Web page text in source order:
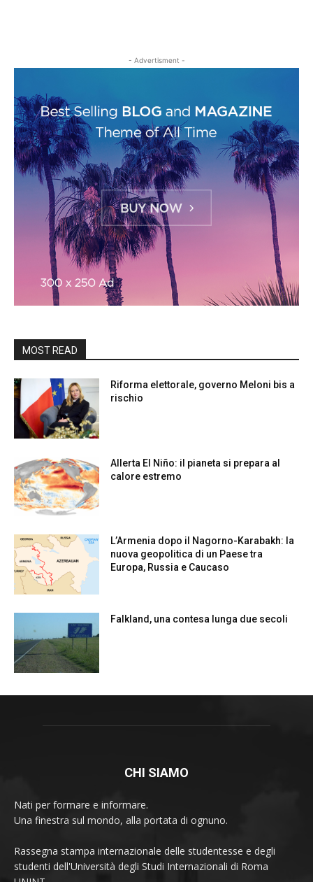
- Advertisment -
MOST READ
Riforma elettorale, governo Meloni bis a
rischio
Allerta El Niño: il pianeta si prepara al
calore estremo
L’Armenia dopo il Nagorno-Karabakh: la
nuova geopolitica di un Paese tra
Europa, Russia e Caucaso
Falkland, una contesa lunga due secoli
CHI SIAMO
Nati per formare e informare.
Una finestra sul mondo, alla portata di ognuno.
Rassegna stampa internazionale delle studentesse e degli
studenti dell'Università degli Studi Internazionali di Roma